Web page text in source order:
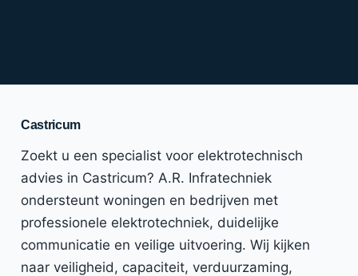
Castricum
Zoekt u een specialist voor elektrotechnisch
advies in Castricum? A.R. Infratechniek
ondersteunt woningen en bedrijven met
professionele elektrotechniek, duidelijke
communicatie en veilige uitvoering. Wij kijken
naar veiligheid, capaciteit, verduurzaming,